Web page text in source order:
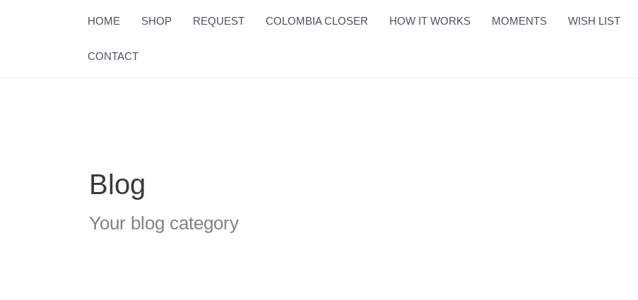
HOME SHOP REQUEST COLOMBIA CLOSER HOW IT WORKS MOMENTS WISH LIST
CONTACT
Blog
Your blog category